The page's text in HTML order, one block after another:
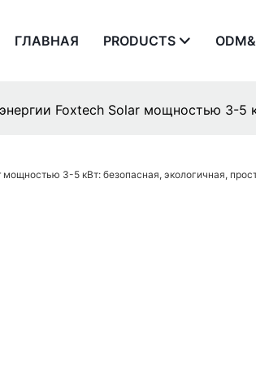
ГЛАВНАЯ PRODUCTS
Foxtech Solar мощностью 3-5